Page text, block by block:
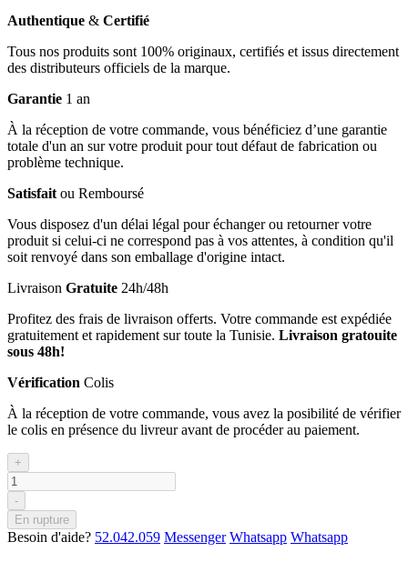
Authentique & Certifié
Tous nos produits sont 100% originaux, certifiés et issus directement
des distributeurs officiels de la marque.
Garantie 1 an
À la réception de votre commande, vous bénéficiez d’une garantie
totale d'un an sur votre produit pour tout défaut de fabrication ou
problème technique.
Satisfait ou Remboursé
Vous disposez d'un délai légal pour échanger ou retourner votre
produit si celui-ci ne correspond pas à vos attentes, à condition qu'il
soit renvoyé dans son emballage d'origine intact.
Livraison Gratuite 24h/48h
Profitez des frais de livraison offerts. Votre commande est expédiée
gratuitement et rapidement sur toute la Tunisie. Livraison gratouite
sous 48h!
Vérification Colis
À la réception de votre commande, vous avez la posibilité de vérifier
le colis en présence du livreur avant de procéder au paiement.
+
-
En rupture
Besoin d'aide? 52.042.059 Messenger Whatsapp Whatsapp